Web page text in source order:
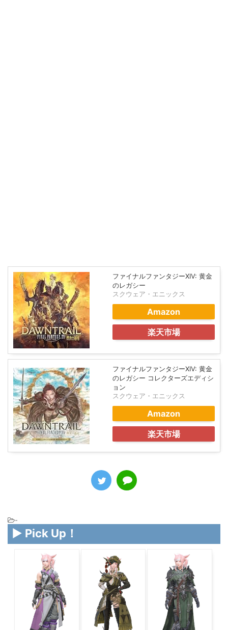
ファイナルファンタジーXIV: 黄金
のレガシー
スクウェア・エニックス
Amazon
楽天市場
ファイナルファンタジーXIV: 黄金
のレガシー コレクターズエディシ
ョン
スクウェア・エニックス
Amazon
楽天市場
-
▶ Pick Up！